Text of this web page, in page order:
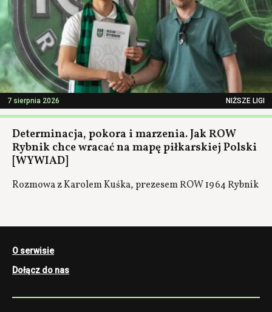
7 sierpnia 2026 NIŻSZE LIGI
Determinacja, pokora i marzenia. Jak ROW
Rybnik chce wracać na mapę piłkarskiej Polski
[WYWIAD]
Rozmowa z Karolem Kuśka, prezesem ROW 1964 Rybnik
O serwisie
Dołącz do nas